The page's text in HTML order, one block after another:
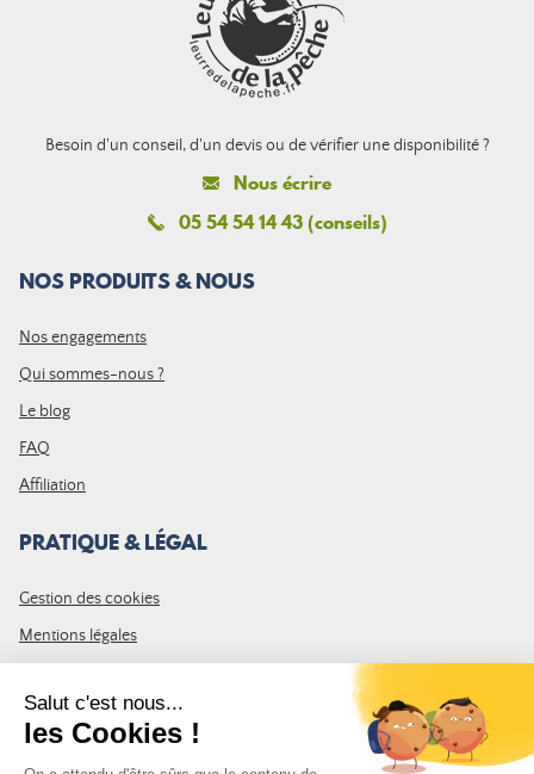
Besoin d'un conseil, d'un devis ou de vérifier une disponibilité ?
Nous écrire
05 54 54 14 43 (conseils)
NOS PRODUITS & NOUS
Nos engagements
Qui sommes-nous ?
Le blog
FAQ
Affiliation
PRATIQUE & LÉGAL
Gestion des cookies
Mentions légales
Plan du site
REJOIGNEZ LA COMMUNAUTÉ